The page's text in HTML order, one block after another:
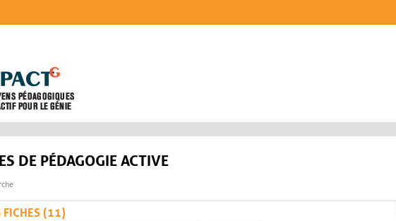
DE PÉDAGOGIE ACTIVE
FICHES (11)